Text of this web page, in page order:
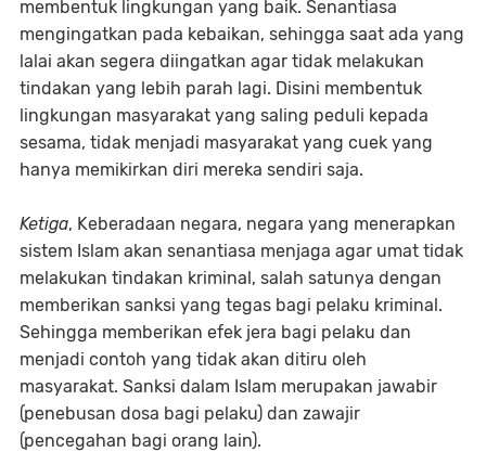
membentuk lingkungan yang baik. Senantiasa
mengingatkan pada kebaikan, sehingga saat ada yang
lalai akan segera diingatkan agar tidak melakukan
tindakan yang lebih parah lagi. Disini membentuk
lingkungan masyarakat yang saling peduli kepada
sesama, tidak menjadi masyarakat yang cuek yang
hanya memikirkan diri mereka sendiri saja.
Ketiga, Keberadaan negara, negara yang menerapkan
sistem Islam akan senantiasa menjaga agar umat tidak
melakukan tindakan kriminal, salah satunya dengan
memberikan sanksi yang tegas bagi pelaku kriminal.
Sehingga memberikan efek jera bagi pelaku dan
menjadi contoh yang tidak akan ditiru oleh
masyarakat. Sanksi dalam Islam merupakan jawabir
(penebusan dosa bagi pelaku) dan zawajir
(pencegahan bagi orang lain).